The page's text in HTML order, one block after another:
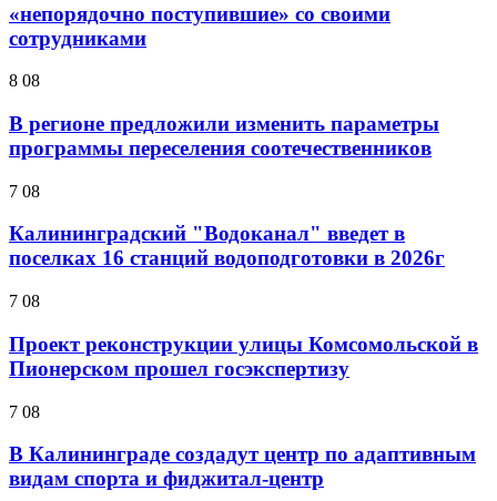
«непорядочно поступившие» со своими
сотрудниками
8 08
В регионе предложили изменить параметры
программы переселения соотечественников
7 08
Калининградский "Водоканал" введет в
поселках 16 станций водоподготовки в 2026г
7 08
Проект реконструкции улицы Комсомольской в
Пионерском прошел госэкспертизу
7 08
В Калининграде создадут центр по адаптивным
видам спорта и фиджитал-центр